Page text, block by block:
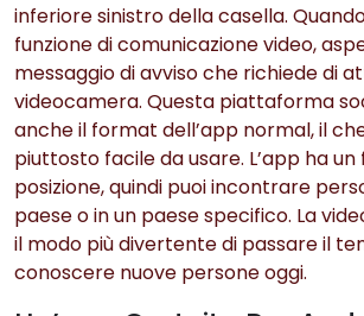
inferiore sinistro della casella.
funzione di comunicazione video,
messaggio di avviso che richiede di
videocamera. Questa piattaforma
anche il format dell’app normal, il
piuttosto facile da usare. L’app ha
posizione, quindi puoi incontrare
paese o in un paese specifico. La
il modo più divertente di passare il
conoscere nuove persone oggi.